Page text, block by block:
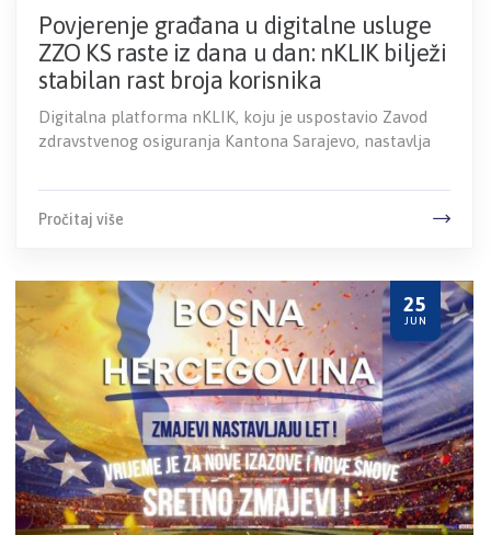
Povjerenje građana u digitalne usluge
ZZO KS raste iz dana u dan: nKLIK bilježi
stabilan rast broja korisnika
Digitalna platforma nKLIK, koju je uspostavio Zavod
zdravstvenog osiguranja Kantona Sarajevo, nastavlja
Pročitaj više
25
JUN